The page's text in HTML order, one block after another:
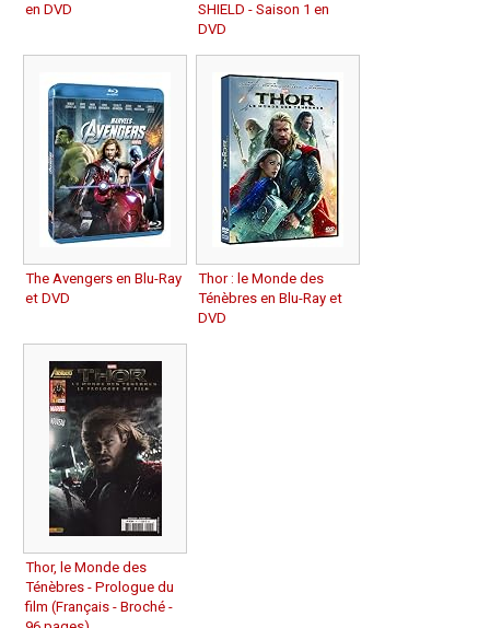
en DVD
SHIELD - Saison 1 en
DVD
The Avengers en Blu-Ray
et DVD
Thor : le Monde des
Ténèbres en Blu-Ray et
DVD
Thor, le Monde des
Ténèbres - Prologue du
film (Français - Broché -